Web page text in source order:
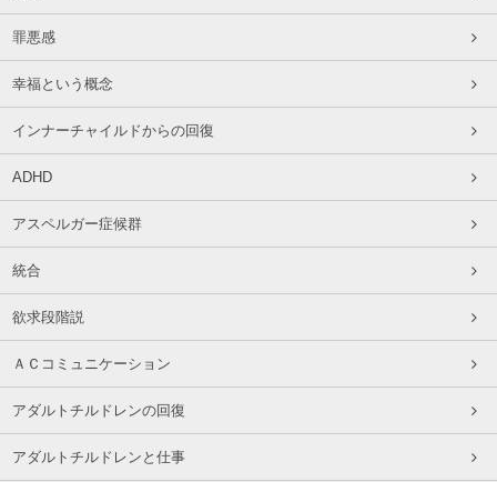
罪悪感
幸福という概念
インナーチャイルドからの回復
ADHD
アスペルガー症候群
統合
欲求段階説
ＡＣコミュニケーション
アダルトチルドレンの回復
アダルトチルドレンと仕事